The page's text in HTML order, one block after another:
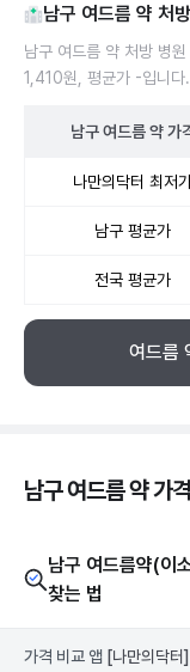
남구 여드름 약 처
남구 여드름 약 처방 병
1,410원, 평균가 -입니다.
남구 여드름 약가
나만의닥터 최저
남구 평균가
전국 평균가
여드름
남구 여드름 약 가
남구 여드름약(이
찾는 법
가격 비교 앱 [나만의닥터]